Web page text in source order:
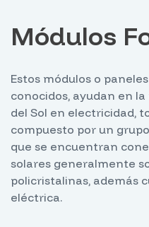
Módulos
Estos módulos o
conocidos, ayudan en
del Sol en electricidad,
compuesto por un
que se encuentran
solares generalmente
policristalinas, además
eléctrica.